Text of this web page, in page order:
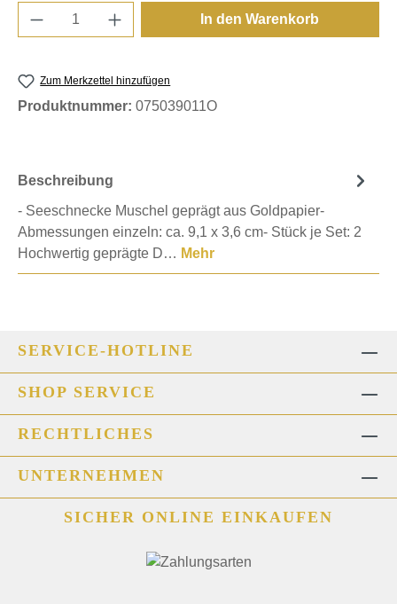
Produkt Anzahl: Gib den gewünschten
In den Warenkorb
Zum Merkzettel hinzufügen
Produktnummer: 075039011O
Beschreibung
- Seeschnecke Muschel geprägt aus Goldpapier-
Abmessungen einzeln: ca. 9,1 x 3,6 cm- Stück je Set: 2
Hochwertig geprägte D… Mehr
SERVICE-HOTLINE
SHOP SERVICE
RECHTLICHES
UNTERNEHMEN
SICHER ONLINE EINKAUFEN